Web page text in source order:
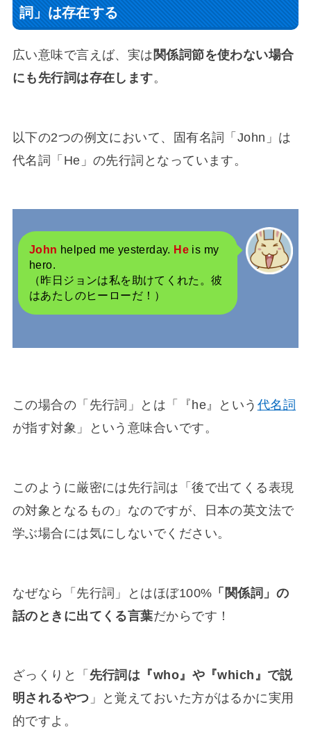
詞」は存在する
広い意味で言えば、実は 関係詞節を使わない場合
にも先行詞は存在します。
以下の2つの例文において、固有名詞「John」は
代名詞「He」の先行詞となっています。
John helped me yesterday. He is my
hero.
（昨日ジョンは私を助けてくれた。彼
はあたしのヒーローだ！）
この場合の「先行詞」とは「『he』という 代名詞
が指す対象」という意味合いです。
このように厳密には先行詞は「後で出てくる表現
の対象となるもの」なのですが、日本の英文法で
学ぶ場合には気にしないでください。
なぜなら「先行詞」とはほぼ100% 「関係詞」の
話のときに出てくる言葉だからです！
ざっくりと「 先行詞は『who』や『which』で説
明されるやつ 」と覚えておいた方がはるかに実用
的ですよ。